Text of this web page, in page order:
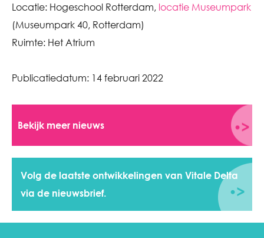
Locatie: Hogeschool Rotterdam, locatie Museumpark
(Museumpark 40, Rotterdam)
Ruimte: Het Atrium
Publicatiedatum: 14 februari 2022
Bekijk meer nieuws
Volg de laatste ontwikkelingen van Vitale Delta
via de nieuwsbrief.